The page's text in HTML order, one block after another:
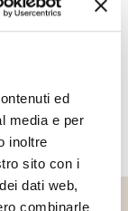
ed
media e per
inoltre
sito con i
dati web,
combinarle
0-XS